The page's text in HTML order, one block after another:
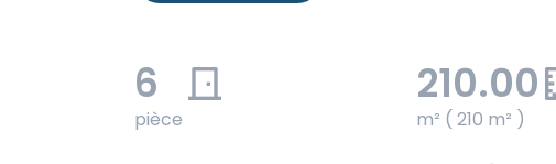
6
pièce
210.00
m² ( 210 m² )